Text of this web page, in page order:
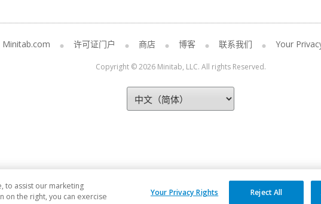
Minitab.com 许可证门户 商店 博客 联系我们 Your
Copyright © 2026 Minitab, LLC. All rights Reserved.
to assist our marketing
on the right, you can exercise
Your Privacy Rights Reject All